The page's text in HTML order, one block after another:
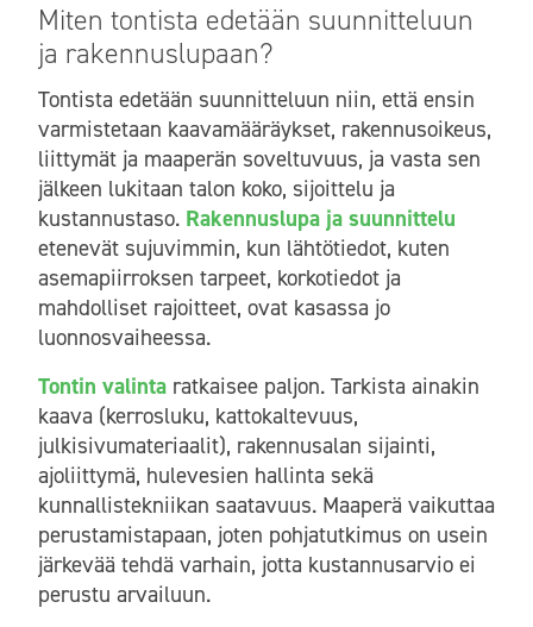
Miten tontista edetään suunnitteluun
ja rakennuslupaan?
Tontista edetään suunnitteluun niin, että ensin
varmistetaan kaavamääräykset, rakennusoikeus,
liittymät ja maaperän soveltuvuus, ja vasta sen
jälkeen lukitaan talon koko, sijoittelu ja
kustannustaso. Rakennuslupa ja suunnittelu
etenevät sujuvimmin, kun lähtötiedot, kuten
asemapiirroksen tarpeet, korkotiedot ja
mahdolliset rajoitteet, ovat kasassa jo
luonnosvaiheessa.
Tontin valinta ratkaisee paljon. Tarkista ainakin
kaava (kerrosluku, kattokaltevuus,
julkisivumateriaalit), rakennusalan sijainti,
ajoliittymä, hulevesien hallinta sekä
kunnallistekniikan saatavuus. Maaperä vaikuttaa
perustamistapaan, joten pohjatutkimus on usein
järkevää tehdä varhain, jotta kustannusarvio ei
perustu arvailuun.